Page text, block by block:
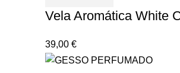
Vela Aromática White
39,00 €